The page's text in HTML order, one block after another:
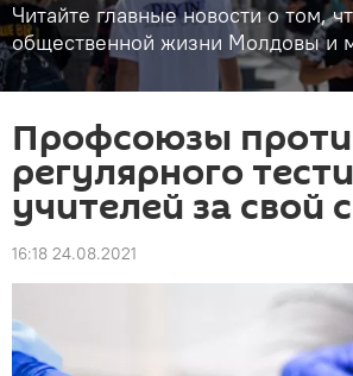
Читайте главные новости о том,
общественной жизни Молдовы и
Профсоюзы
регулярного
учителей за свой
16:18 24.08.2021